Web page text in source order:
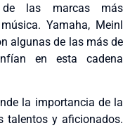
las marcas más
Yamaha, Meinl
algunas de las más de
en esta cadena
la importancia de la
talentos y aficionados.